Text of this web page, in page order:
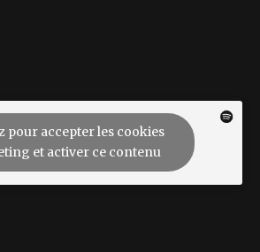
pour accepter les cookies
et activer ce contenu